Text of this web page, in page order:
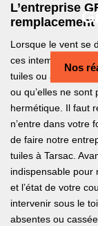
Nos
L’entreprise
Lorsque le vent se
ces intempéries
tuiles ou ardoises
ou qu’elles ne sont
hermétique. Il faut
n’entre dans votre
de faire notre
tuiles à Tarsac.
indispensable pour
et l’état de votre
intervenir sous le
absentes ou